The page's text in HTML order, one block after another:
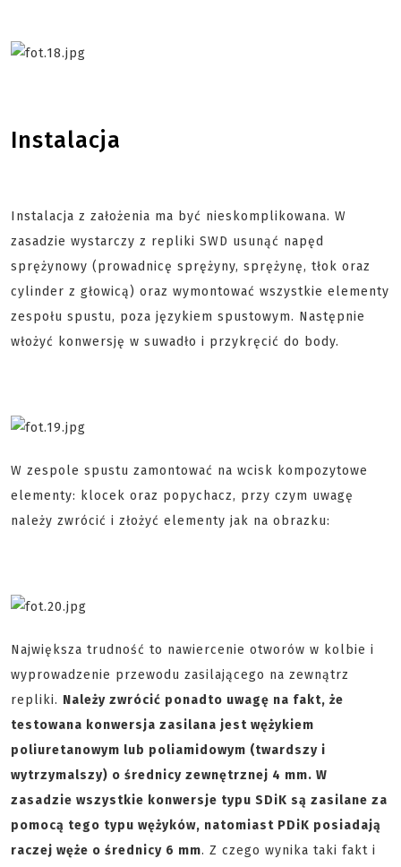
Instalacja
Instalacja z założenia ma być nieskomplikowana. W
zasadzie wystarczy z repliki SWD usunąć napęd
sprężynowy (prowadnicę sprężyny, sprężynę, tłok oraz
cylinder z głowicą) oraz wymontować wszystkie elementy
zespołu spustu, poza językiem spustowym. Następnie
włożyć konwersję w suwadło i przykręcić do body.
W zespole spustu zamontować na wcisk kompozytowe
elementy: klocek oraz popychacz, przy czym uwagę
należy zwrócić i złożyć elementy jak na obrazku:
Największa trudność to nawiercenie otworów w kolbie i
wyprowadzenie przewodu zasilającego na zewnątrz
repliki. Należy zwrócić ponadto uwagę na fakt, że
testowana konwersja zasilana jest wężykiem
poliuretanowym lub poliamidowym (twardszy i
wytrzymalszy) o średnicy zewnętrznej 4 mm. W
zasadzie wszystkie konwersje typu SDiK są zasilane za
pomocą tego typu wężyków, natomiast PDiK posiadają
raczej węże o średnicy 6 mm. Z czego wynika taki fakt i